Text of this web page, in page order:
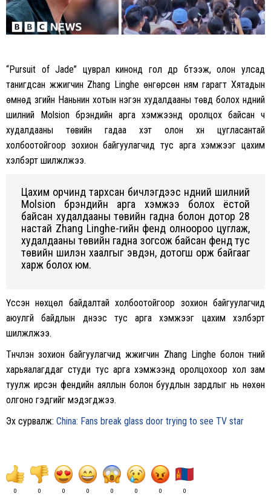
“Pursuit of Jade” цуврал кинонд гол дүр бүтээж, олон улсад
танигдсан жүжигчин Zhang Linghe өнгөрсөн ням гарагт Хятадын
өмнөд зүгийн Наньнин хотын нэгэн худалдааны төвд болох нүдний
шилний Molsion брэндийн арга хэмжээнд оролцох байсан ч
худалдааны төвийн гадаа хэт олон хүн цугласантай
холбоотойгоор зохион байгуулагчид тус арга хэмжээг цахим
хэлбэрт шилжүүлжээ.
Цахим орчинд тархсан бичлэгүүдээс нүдний шилний
Molsion брэндийн арга хэмжээ болох ёстой
байсан худалдааны төвийн гадна болон дотор 28
настай Zhang Linghe-гийн фенүүд олноороо цуглаж,
худалдааны төвийн гадна зогсож байсан фенүүд тус
төвийн шилэн хаалгыг эвдэн, дотогш орж байгааг
харж болох юм.
Үүссэн нөхцөл байдалтай холбоотойгоор зохион байгуулагчид
аюулгүй байдлын үүднээс тус арга хэмжээг цахим хэлбэрт
шилжүүлжээ.
Түүнчлэн зохион байгуулагчид жүжигчин Zhang Linghe болон түүний
харьяалагддаг студи тус арга хэмжээнд оролцохоор хол зам
туулж ирсэн фенүүдийн аяллын болон буудлын зардлыг нь нөхөн
олгоно гэдгийг мэдэгджээ.
Эх сурвалж: China: Fans break glass door trying to see TV star
0 0 0 0 0 0 0 0